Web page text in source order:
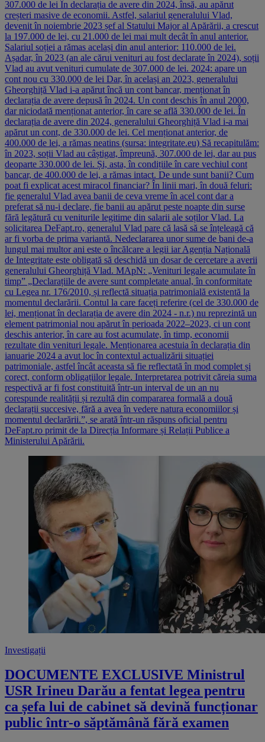
307.000 de lei În declarația de avere din 2024, însă, au apărut
creșteri masive de economii. Astfel, salariul generalului Vlad,
devenit în noiembrie 2023 șef al Statului Major al Apărării, a crescut
la 197.000 de lei, cu 21.000 de lei mai mult decât în anul anterior.
Salariul soției a rămas același din anul anterior: 110.000 de lei.
Așadar, în 2023 (an ale cărui venituri au fost declarate în 2024), soții
Vlad au avut venituri cumulate de 307.000 de lei. 2024: apare un
cont nou cu 330.000 de lei Dar, în același an 2023, generalului
Gheorghiță Vlad i-a apărut încă un cont bancar, menționat în
declarația de avere depusă în 2024. Un cont deschis în anul 2000,
dar niciodată menționat anterior, în care se află 330.000 de lei. În
declarația de avere din 2024, generalului Gheorghiță Vlad i-a mai
apărut un cont, de 330.000 de lei. Cel menționat anterior, de
400.000 de lei, a rămas neatins (sursa: integritate.eu) Să recapitulăm:
în 2023, soții Vlad au câștigat, împreună, 307.000 de lei, dar au pus
deoparte 330.000 de lei. Și, asta, în condițiile în care vechiul cont
bancar, de 400.000 de lei, a rămas intact. De unde sunt banii? Cum
poat fi explicat acest miracol financiar? În linii mari, în două feluri:
fie generalul Vlad avea banii de ceva vreme în acel cont dar a
preferat să nu-i declare, fie banii au apărut peste noapte din surse
fără legătură cu veniturile legitime din salarii ale soților Vlad. La
solicitarea DeFapt.ro, generalul Vlad pare că lasă să se înțeleagă că
ar fi vorba de prima variantă. Nedeclararea unor sume de bani de-a
lungul mai multor ani este o încălcare a legii iar Agenția Națională
de Integritate este obligată să deschidă un dosar de cercetare a averii
generalului Gheorghiță Vlad. MApN: „Venituri legale acumulate în
timp” „Declarațiile de avere sunt completate anual, în conformitate
cu Legea nr. 176/2010, și reflectă situația patrimonială existentă la
momentul declarării. Contul la care faceți referire (cel de 330.000 de
lei, menționat în declarația de avere din 2024 - n.r.) nu reprezintă un
element patrimonial nou apărut în perioada 2022–2023, ci un cont
deschis anterior, în care au fost acumulate, în timp, economii
rezultate din venituri legale. Menționarea acestuia în declarația din
ianuarie 2024 a avut loc în contextul actualizării situației
patrimoniale, astfel încât aceasta să fie reflectată în mod complet și
corect, conform obligațiilor legale. Interpretarea potrivit căreia suma
respectivă ar fi fost constituită într-un interval de un an nu
corespunde realității și rezultă din compararea formală a două
declarații succesive, fără a avea în vedere natura economiilor și
momentul declarării.”, se arată într-un răspuns oficial pentru
DeFapt.ro primit de la Direcția Informare și Relații Publice a
Ministerului Apărării.
Investigații
DOCUMENTE EXCLUSIVE Ministrul
USR Irineu Darău a fentat legea pentru
ca șefa lui de cabinet să devină funcționar
public într-o săptămână fără examen